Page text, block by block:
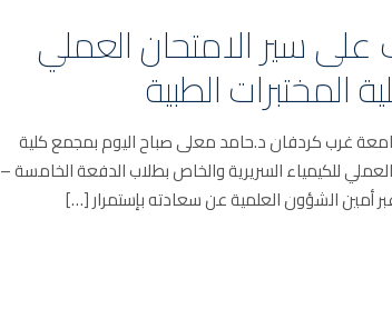
سير الامتحان العملي
المختبرات الطبية
غرب كردفان د.حامد معلى صباح اليوم بمجمع كلية
للكيمياء السريرية والخاص بطلاب الدفعة الخامسة –
أمين الشؤون العلمية عن سعادته بإستمرار […]